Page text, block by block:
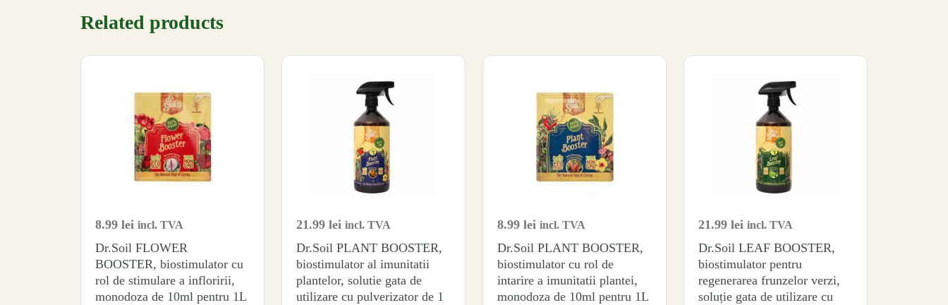
Related products
8.99 lei incl. TVA
Dr.Soil FLOWER
BOOSTER, biostimulator cu
rol de stimulare a infloririi,
monodoza de 10ml pentru 1L
21.99 lei incl. TVA
Dr.Soil PLANT BOOSTER,
biostimulator al imunitatii
plantelor, solutie gata de
utilizare cu pulverizator de 1
8.99 lei incl. TVA
Dr.Soil PLANT BOOSTER,
biostimulator cu rol de
intarire a imunitatii plantei,
monodoza de 10ml pentru 1L
21.99 lei incl. TVA
Dr.Soil LEAF BOOSTER,
biostimulator pentru
regenerarea frunzelor verzi,
soluție gata de utilizare cu